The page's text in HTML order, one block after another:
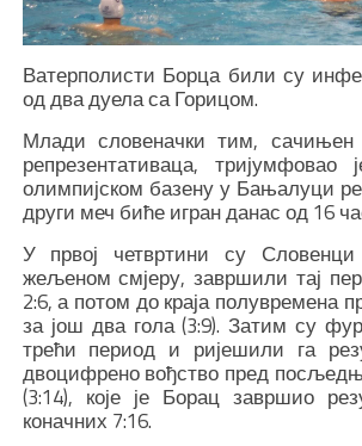
Ватерполисти Борца били су
од два дуела са Горицом.
Млади словеначки тим, сачињен
репрезентативаца, тријумфовао
олимпијском базену у Бањалуци
други меч биће игран данас од 16
У првој четвртини су
жељеном смјеру, завршили тај
2:6, а потом до краја полувремена
за још два гола (3:9). Затим су
трећи период и ријешили га
двоцифрено вођство пред
(3:14), које је Борац завршио
коначних 7:16.